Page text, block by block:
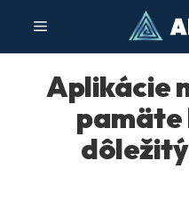
obsah
Menu
Aplikácie
pamäte